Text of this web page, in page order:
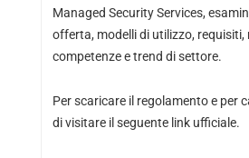
Managed Security Services,
offerta, modelli di utilizzo, requisiti,
competenze e trend di settore.
Per scaricare il regolamento e per
di visitare il seguente link ufficiale.